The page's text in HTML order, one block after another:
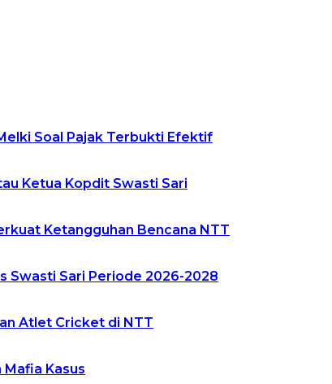
Soal Pajak Terbukti Efektif
Ketua Kopdit Swasti Sari
Ketangguhan Bencana NTT
Swasti Sari Periode 2026-2028
Atlet Cricket di NTT
Mafia Kasus